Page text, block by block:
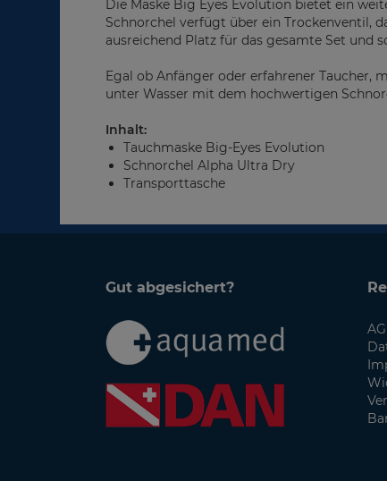
Die Maske Big Eyes Evolution bietet ein
Schnorchel verfügt über ein Trockenventil,
ausreichend Platz für das gesamte Set und
Egal ob Anfänger oder erfahrener Taucher,
unter Wasser mit dem hochwertigen
Inhalt:
Tauchmaske Big-Eyes Evolution
Schnorchel Alpha Ultra Dry
Transporttasche
Gut abgesichert?